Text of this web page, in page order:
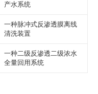
产水系统
一种脉冲式反渗透膜离线
清洗装置
一种二级反渗透二级浓水
全量回用系统